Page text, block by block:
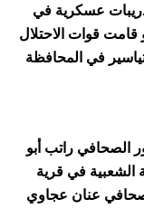
عسكرية في
قوات الاحتلال
الصحافي راتب أبو
الشعبية في قرية
عنان عجاوي